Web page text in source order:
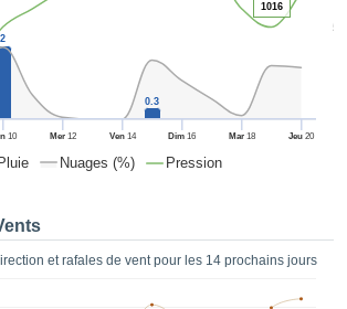
Pluie Nuages (%) Pression
50
10 Mer12 Ven14 Dim 16 Mar18 Jeu 20
2
0.3
1016
et rafales de vent pour les 14 prochains jours